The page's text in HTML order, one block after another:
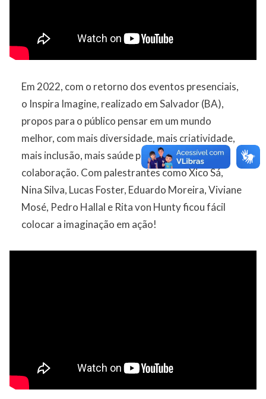
Em 2022, com o retorno dos eventos presenciais,
o Inspira Imagine, realizado em Salvador (BA),
propos para o público pensar em um mundo
melhor, com mais diversidade, mais criatividade,
mais inclusão, mais saúde público e mais
colaboração. Com palestrantes como Xico Sá,
Nina Silva, Lucas Foster, Eduardo Moreira, Viviane
Mosé, Pedro Hallal e Rita von Hunty ficou fácil
colocar a imaginação em ação!